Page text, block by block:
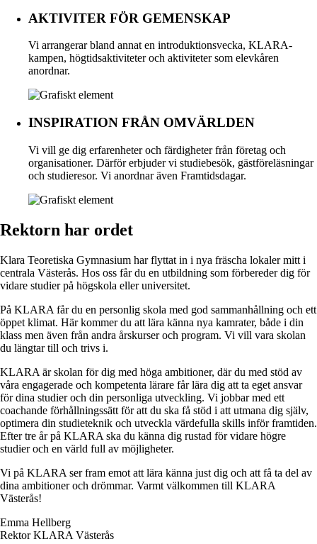
AKTIVITER FÖR GEMENSKAP
Vi arrangerar bland annat en introduktionsvecka, KLARA-
kampen, högtidsaktiviteter och aktiviteter som elevkåren
anordnar.
INSPIRATION FRÅN OMVÄRLDEN
Vi vill ge dig erfarenheter och färdigheter från företag och
organisationer. Därför erbjuder vi studiebesök, gästföreläsningar
och studieresor. Vi anordnar även Framtidsdagar.
Rektorn har ordet
Klara Teoretiska Gymnasium har flyttat in i nya fräscha lokaler mitt i
centrala Västerås. Hos oss får du en utbildning som förbereder dig för
vidare studier på högskola eller universitet.
På KLARA får du en personlig skola med god sammanhållning och ett
öppet klimat. Här kommer du att lära känna nya kamrater, både i din
klass men även från andra årskurser och program. Vi vill vara skolan
du längtar till och trivs i.
KLARA är skolan för dig med höga ambitioner, där du med stöd av
våra engagerade och kompetenta lärare får lära dig att ta eget ansvar
för dina studier och din personliga utveckling. Vi jobbar med ett
coachande förhållningssätt för att du ska få stöd i att utmana dig själv,
optimera din studieteknik och utveckla värdefulla skills inför framtiden.
Efter tre år på KLARA ska du känna dig rustad för vidare högre
studier och en värld full av möjligheter.
Vi på KLARA ser fram emot att lära känna just dig och att få ta del av
dina ambitioner och drömmar. Varmt välkommen till KLARA
Västerås!
Emma Hellberg
Rektor KLARA Västerås